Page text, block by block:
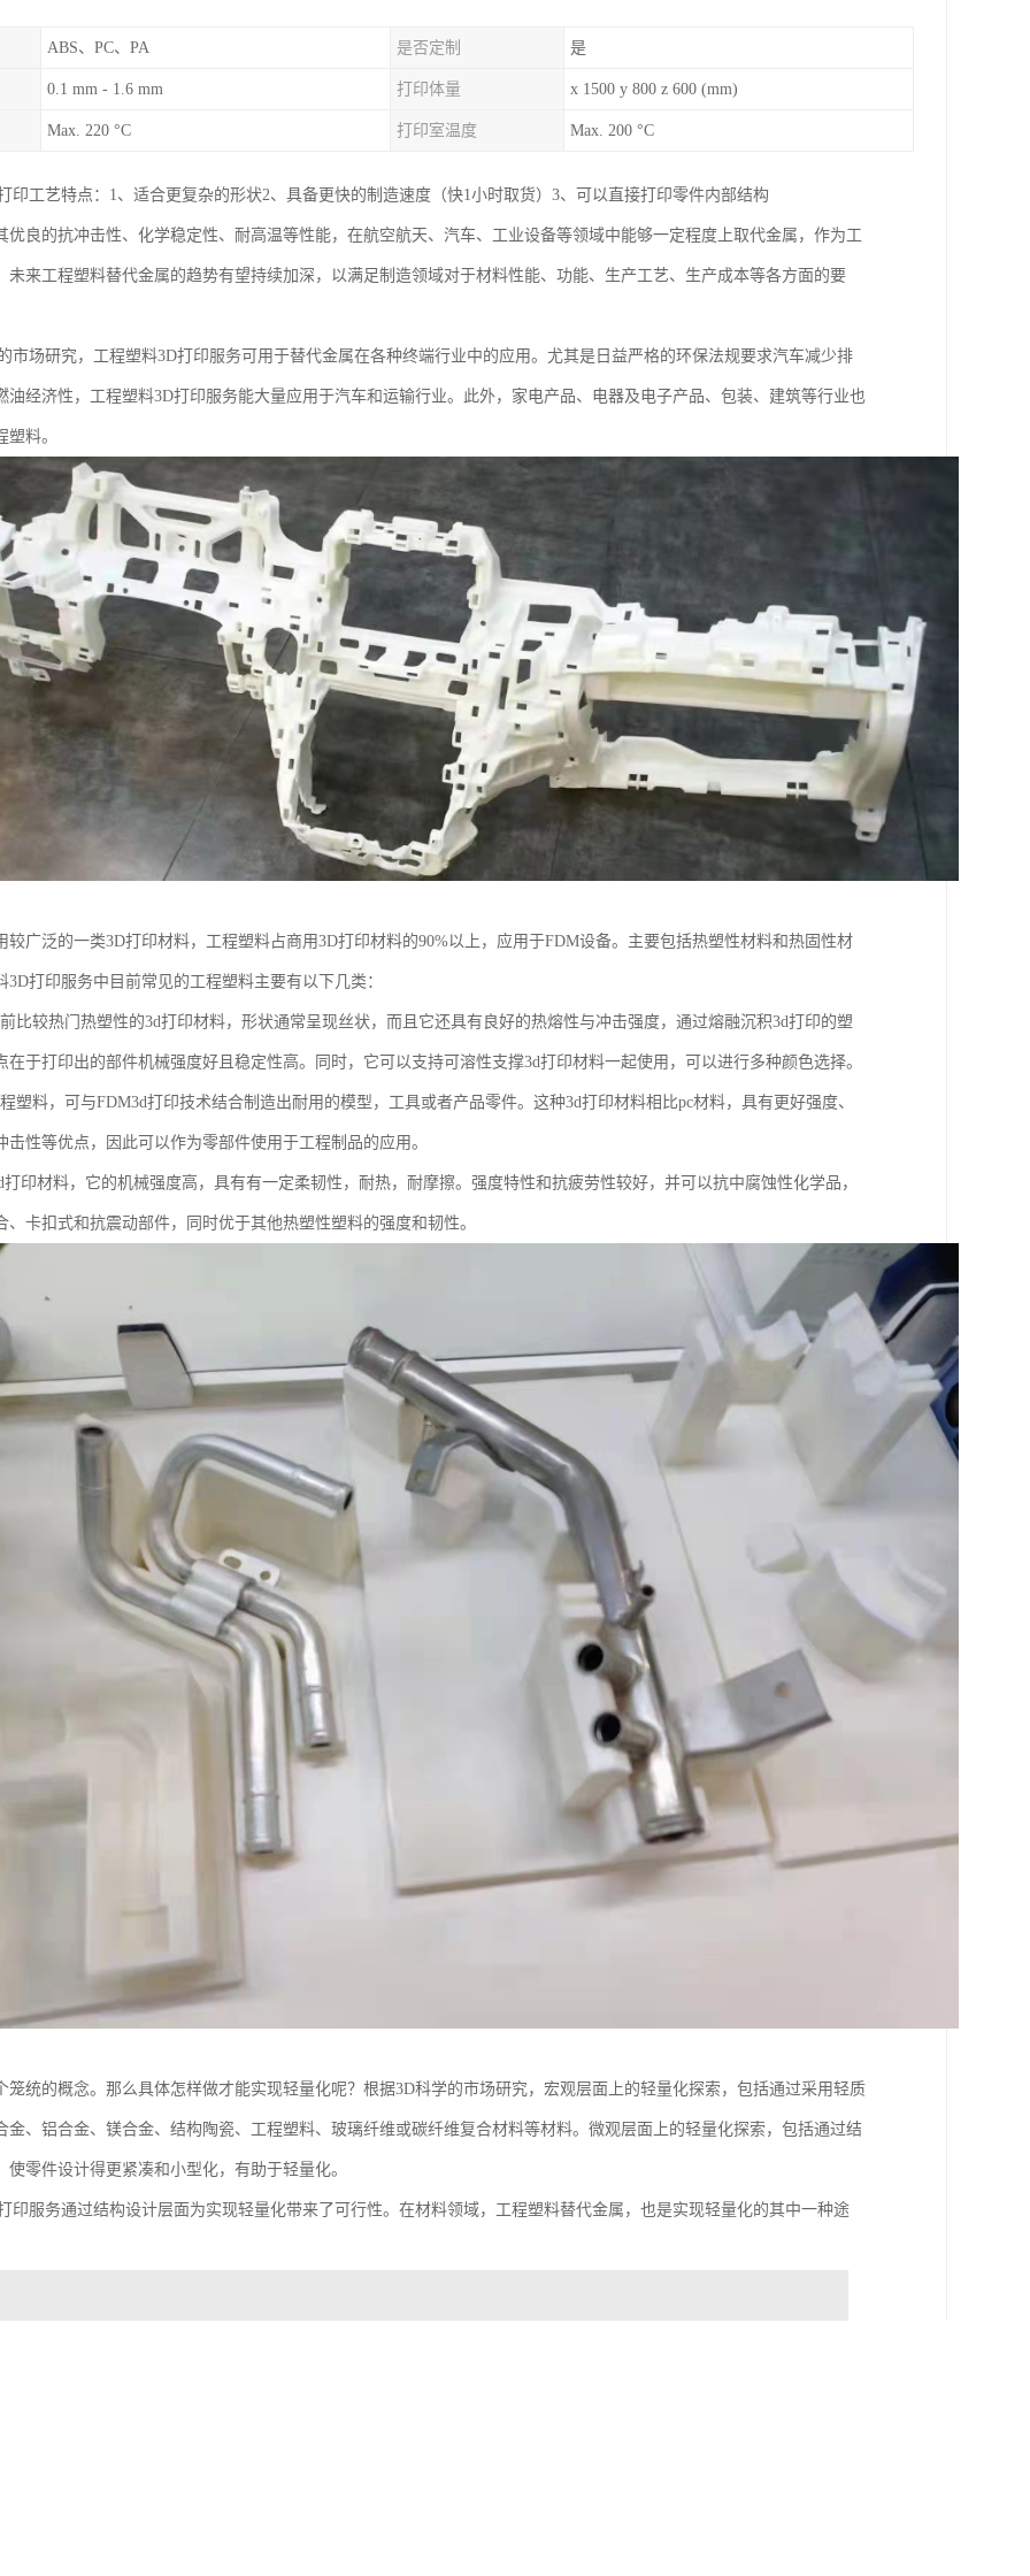
ABS、PC、PA 是否定制 是
0.1 mm - 1.6 mm 打印体量 x 1500 y 800 z 600 (mm)
Max. 220 °C 打印室温度 Max. 200 °C
印工艺特点：1、适合更复杂的形状2、具备更快的制造速度（快1小时取货）3、可以直接打印零件内部结构
优良的抗冲击性、化学稳定性、耐高温等性能，在航空航天、汽车、工业设备等领域中能够一定程度上取代金属，作为工
未来工程塑料替代金属的趋势有望持续加深，以满足制造领域对于材料性能、功能、生产工艺、生产成本等各方面的要
市场研究，工程塑料3D打印服务可用于替代金属在各种终端行业中的应用。尤其是日益严格的环保法规要求汽车减少排
油经济性，工程塑料3D打印服务能大量应用于汽车和运输行业。此外，家电产品、电器及电子产品、包装、建筑等行业也
塑料。
较广泛的一类3D打印材料，工程塑料占商用3D打印材料的90%以上，应用于FDM设备。主要包括热塑性材料和热固性材
3D打印服务中目前常见的工程塑料主要有以下几类：
比较热门热塑性的3d打印材料，形状通常呈现丝状，而且它还具有良好的热熔性与冲击强度，通过熔融沉积3d打印的塑
在于打印出的部件机械强度好且稳定性高。同时，它可以支持可溶性支撑3d打印材料一起使用，可以进行多种颜色选择。
塑料，可与FDM3d打印技术结合制造出耐用的模型，工具或者产品零件。这种3d打印材料相比pc材料，具有更好强度、
击性等优点，因此可以作为零部件使用于工程制品的应用。
打印材料，它的机械强度高，具有有一定柔韧性，耐热，耐摩擦。强度特性和抗疲劳性较好，并可以抗中腐蚀性化学品，
、卡扣式和抗震动部件，同时优于其他热塑性塑料的强度和韧性。
笼统的概念。那么具体怎样做才能实现轻量化呢？根据3D科学的市场研究，宏观层面上的轻量化探索，包括通过采用轻质
金、铝合金、镁合金、结构陶瓷、工程塑料、玻璃纤维或碳纤维复合材料等材料。微观层面上的轻量化探索，包括通过结
使零件设计得更紧凑和小型化，有助于轻量化。
印服务通过结构设计层面为实现轻量化带来了可行性。在材料领域，工程塑料替代金属，也是实现轻量化的其中一种途